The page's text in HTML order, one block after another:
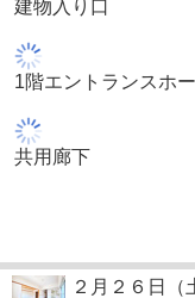
建物入り口
1階エントランスホ
共用廊下
２月２６日（